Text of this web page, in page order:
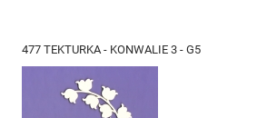
477 TEKTURKA - KONWALIE 3 - G5